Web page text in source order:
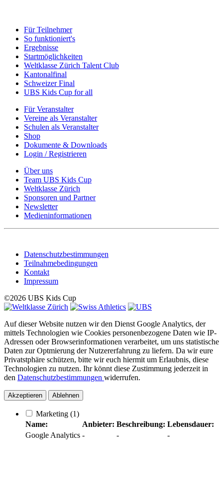
Für Teilnehmer
So funktioniert's
Ergebnisse
Startmöglichkeiten
Weltklasse Zürich Talent Club
Kantonalfinal
Schweizer Final
UBS Kids Cup for all
Für Veranstalter
Vereine als Veranstalter
Schulen als Veranstalter
Shop
Dokumente & Downloads
Login / Registrieren
Über uns
Team UBS Kids Cup
Weltklasse Zürich
Sponsoren und Partner
Newsletter
Medieninformationen
Datenschutzbestimmungen
Teilnahmebedingungen
Kontakt
Impressum
©2026 UBS Kids Cup
Auf dieser Website nutzen wir den Dienst Google Analytics, der
mittels Technologien wie Cookies personenbezogene Daten wie IP-
Adressen oder Browserinformationen verarbeitet, um uns statistische
Daten zur Optmierung der Nutzererfahrung zu liefern. Da wir eure
Privatstphäre schützen, bitte wir euch hiermit um Erlaubnis, diese
Technologien zu nutzen. Ihr könnt diese Zustimmung jederzeit in
den Datenschutzbestimmungen widerrufen.
Akzeptieren Ablehnen
Marketing (1)
Name:
Anbieter: Beschreibung: Lebensdauer:
Google Analytics - - -